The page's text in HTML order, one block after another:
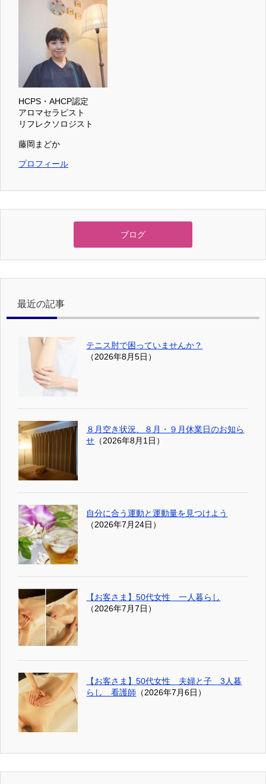
HCPS・AHCP認定
アロマセラピスト
リフレクソロジスト
藤岡まどか
プロフィール
ブログ
最近の記事
テニス肘で困っていませんか？
（2026年8月5日）
８月空き状況、８月・９月休業日のお知ら
せ （2026年8月1日）
自分に合う運動と運動量を見つけよう
（2026年7月24日）
【お客さま】50代女性 一人暮らし
（2026年7月7日）
【お客さま】50代女性 夫婦と子 3人暮
らし 看護師 （2026年7月6日）